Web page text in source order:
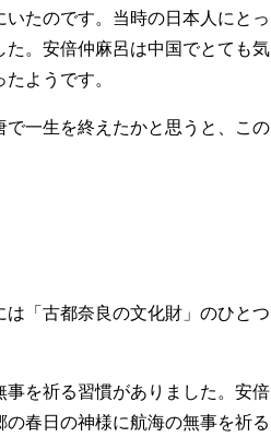
たのです。当時の日本人にとっ
。安倍仲麻呂は中国でとても気
ようです。
一生を終えたかと思うと、この
は「古都奈良の文化財」のひとつ
を祈る習慣がありました。安倍
春日の神様に航海の無事を祈る